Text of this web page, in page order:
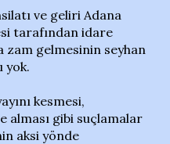
ve geliri Adana
tarafından idare
zam gelmesinin seyhan
yok.
kesmesi,
alması gibi suçlamalar
aksi yönde